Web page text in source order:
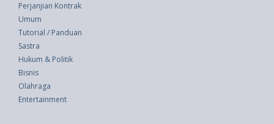
Perjanjian Kontrak
Umum
Tutorial / Panduan
Sastra
Hukum & Politik
Bisnis
Olahraga
Entertainment